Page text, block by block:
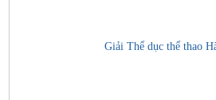
Giải Thể dục thể thao